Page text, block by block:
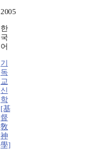
2005
한
국
어
기
독
교
신
학
[基
督
敎
神
學]